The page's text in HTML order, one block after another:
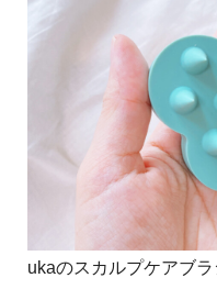
ukaのスカルプケアブ